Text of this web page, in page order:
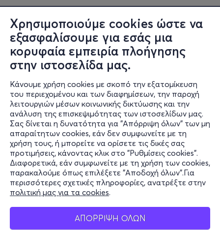
Χρησιμοποιούμε cookies ώστε να
εξασφαλίσουμε για εσάς μια
κορυφαία εμπειρία πλοήγησης
στην ιστοσελίδα μας.
Κάνουμε χρήση cookies με σκοπό την εξατομίκευση
του περιεχομένου και των διαφημίσεων, την παροχή
λειτουργιών μέσων κοινωνικής δικτύωσης και την
ανάλυση της επισκεψιμότητας των ιστοσελίδων μας.
Σας δίνεται η δυνατότητα για "Απόρριψη όλων" των μη
απαραίτητων cookies, εάν δεν συμφωνείτε με τη
χρήση τους, ή μπορείτε να ορίσετε τις δικές σας
προτιμήσεις, κάνοντας κλικ στο "Ρυθμίσεις cookies".
Διαφορετικά, εάν συμφωνείτε με τη χρήση των cookies,
παρακαλούμε όπως επιλέξετε "Αποδοχή όλων".Για
περισσότερες σχετικές πληροφορίες, ανατρέξτε στην
πολιτική μας για τα cookies.
ΑΠΟΡΡΙΨΗ ΟΛΩΝ
Πληροφορίες
Υποστήριξη
Stay Connected
Mobile app